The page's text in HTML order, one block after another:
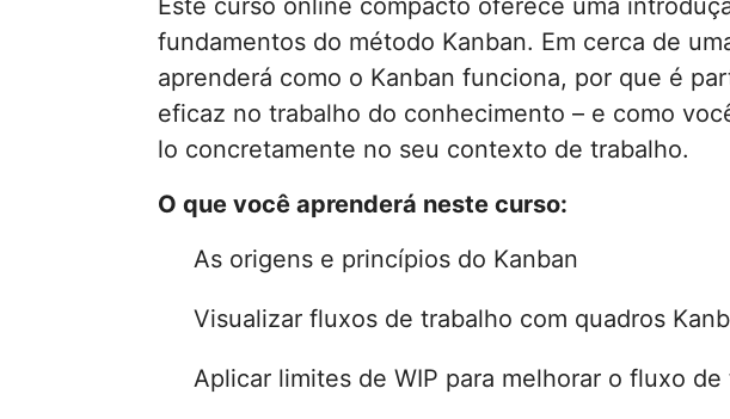
fundamentos do método Kanban. Em cerca de
aprenderá como o Kanban funciona, por que é
eficaz no trabalho do conhecimento – e como
lo concretamente no seu contexto de trabalho.
O que você aprenderá neste curso:
As origens e princípios do Kanban
Visualizar fluxos de trabalho com quadros
Aplicar limites de WIP para melhorar o fluxo de